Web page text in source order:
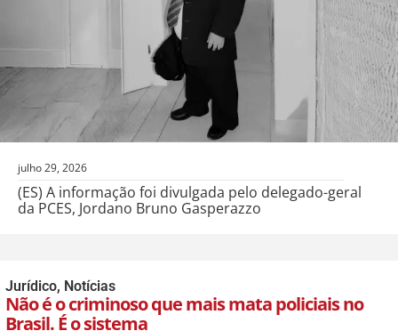
julho 29, 2026
(ES) A informação foi divulgada pelo delegado-geral
da PCES, Jordano Bruno Gasperazzo
Jurídico, Notícias
Não é o criminoso que mais mata policiais no
Brasil. É o sistema